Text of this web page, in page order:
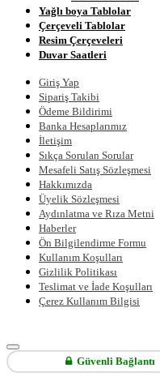
Yağlı boya Tablolar
Çerçeveli Tablolar
Resim Çerçeveleri
Duvar Saatleri
Giriş Yap
Sipariş Takibi
Ödeme Bildirimi
Banka Hesaplarımız
İletişim
Sıkça Sorulan Sorular
Mesafeli Satış Sözleşmesi
Hakkımızda
Üyelik Sözleşmesi
Aydınlatma ve Rıza Metni
Haberler
Ön Bilgilendirme Formu
Kullanım Koşulları
Gizlilik Politikası
Teslimat ve İade Koşulları
Çerez Kullanım Bilgisi
Güvenli Bağlantı